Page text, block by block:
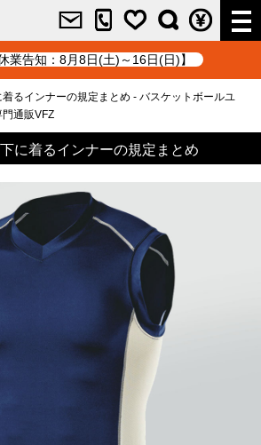
業告知：8月8日(土)～16日(日)】
るインナーの規定まとめ - バスケットボールユ
通販VFZ
に着るインナーの規定まとめ